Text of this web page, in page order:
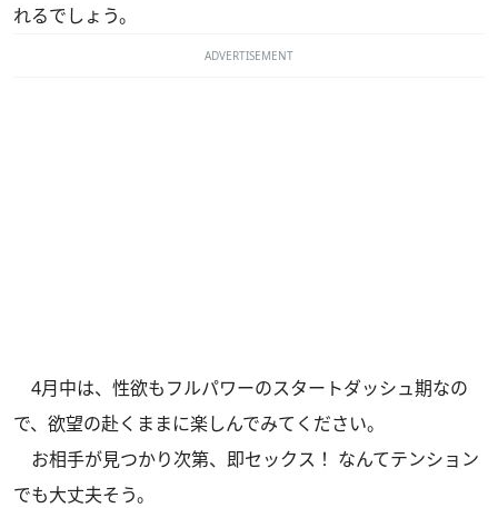
れるでしょう。
ADVERTISEMENT
4月中は、性欲もフルパワーのスタートダッシュ期なの
で、欲望の赴くままに楽しんでみてください。
お相手が見つかり次第、即セックス！ なんてテンション
でも大丈夫そう。